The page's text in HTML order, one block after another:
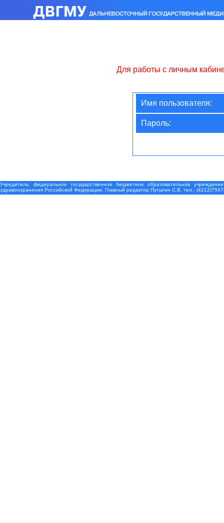
Для работы с личным
Имя пользователя:
Пароль:
Учредитель: федеральное государственное бюджетное образовательное
здравоохранения Российской Федерации. Главный редактор Путыгин С.В. тел.: